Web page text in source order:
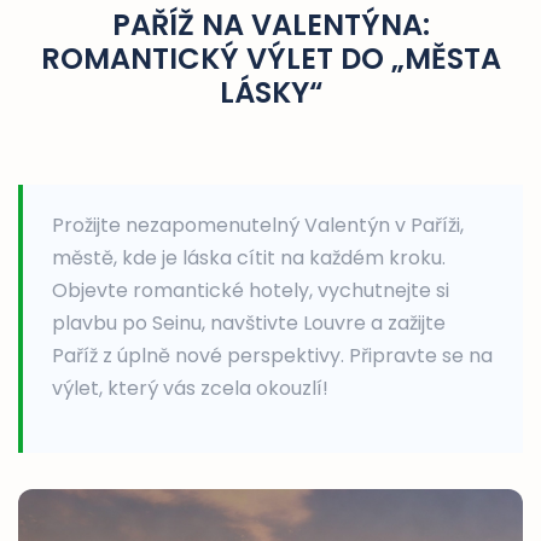
PAŘÍŽ NA VALENTÝNA:
ROMANTICKÝ VÝLET DO „MĚSTA
LÁSKY“
Prožijte nezapomenutelný Valentýn v Paříži,
městě, kde je láska cítit na každém kroku.
Objevte romantické hotely, vychutnejte si
plavbu po Seinu, navštivte Louvre a zažijte
Paříž z úplně nové perspektivy. Připravte se na
výlet, který vás zcela okouzlí!